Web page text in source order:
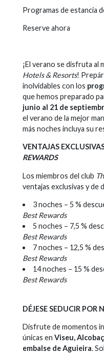
Programas de estancia
Reserve ahora
¡El verano se disfruta al
Hotels & Resorts!
inolvidables con los
que hemos preparado
junio al 21 de
el verano de la mejor
más noches incluya su
VENTAJAS
REWARDS
Los miembros del club
ventajas exclusivas y de
3 noches – 5 %
Best Rewards
5 noches – 7,5 %
Best Rewards
7 noches – 12,5 %
Best Rewards
14 noches – 15 %
Best Rewards
DÉJESE SEDUCIR POR
Disfrute de momentos
únicas en Viseu,
embalse de Aguieira.